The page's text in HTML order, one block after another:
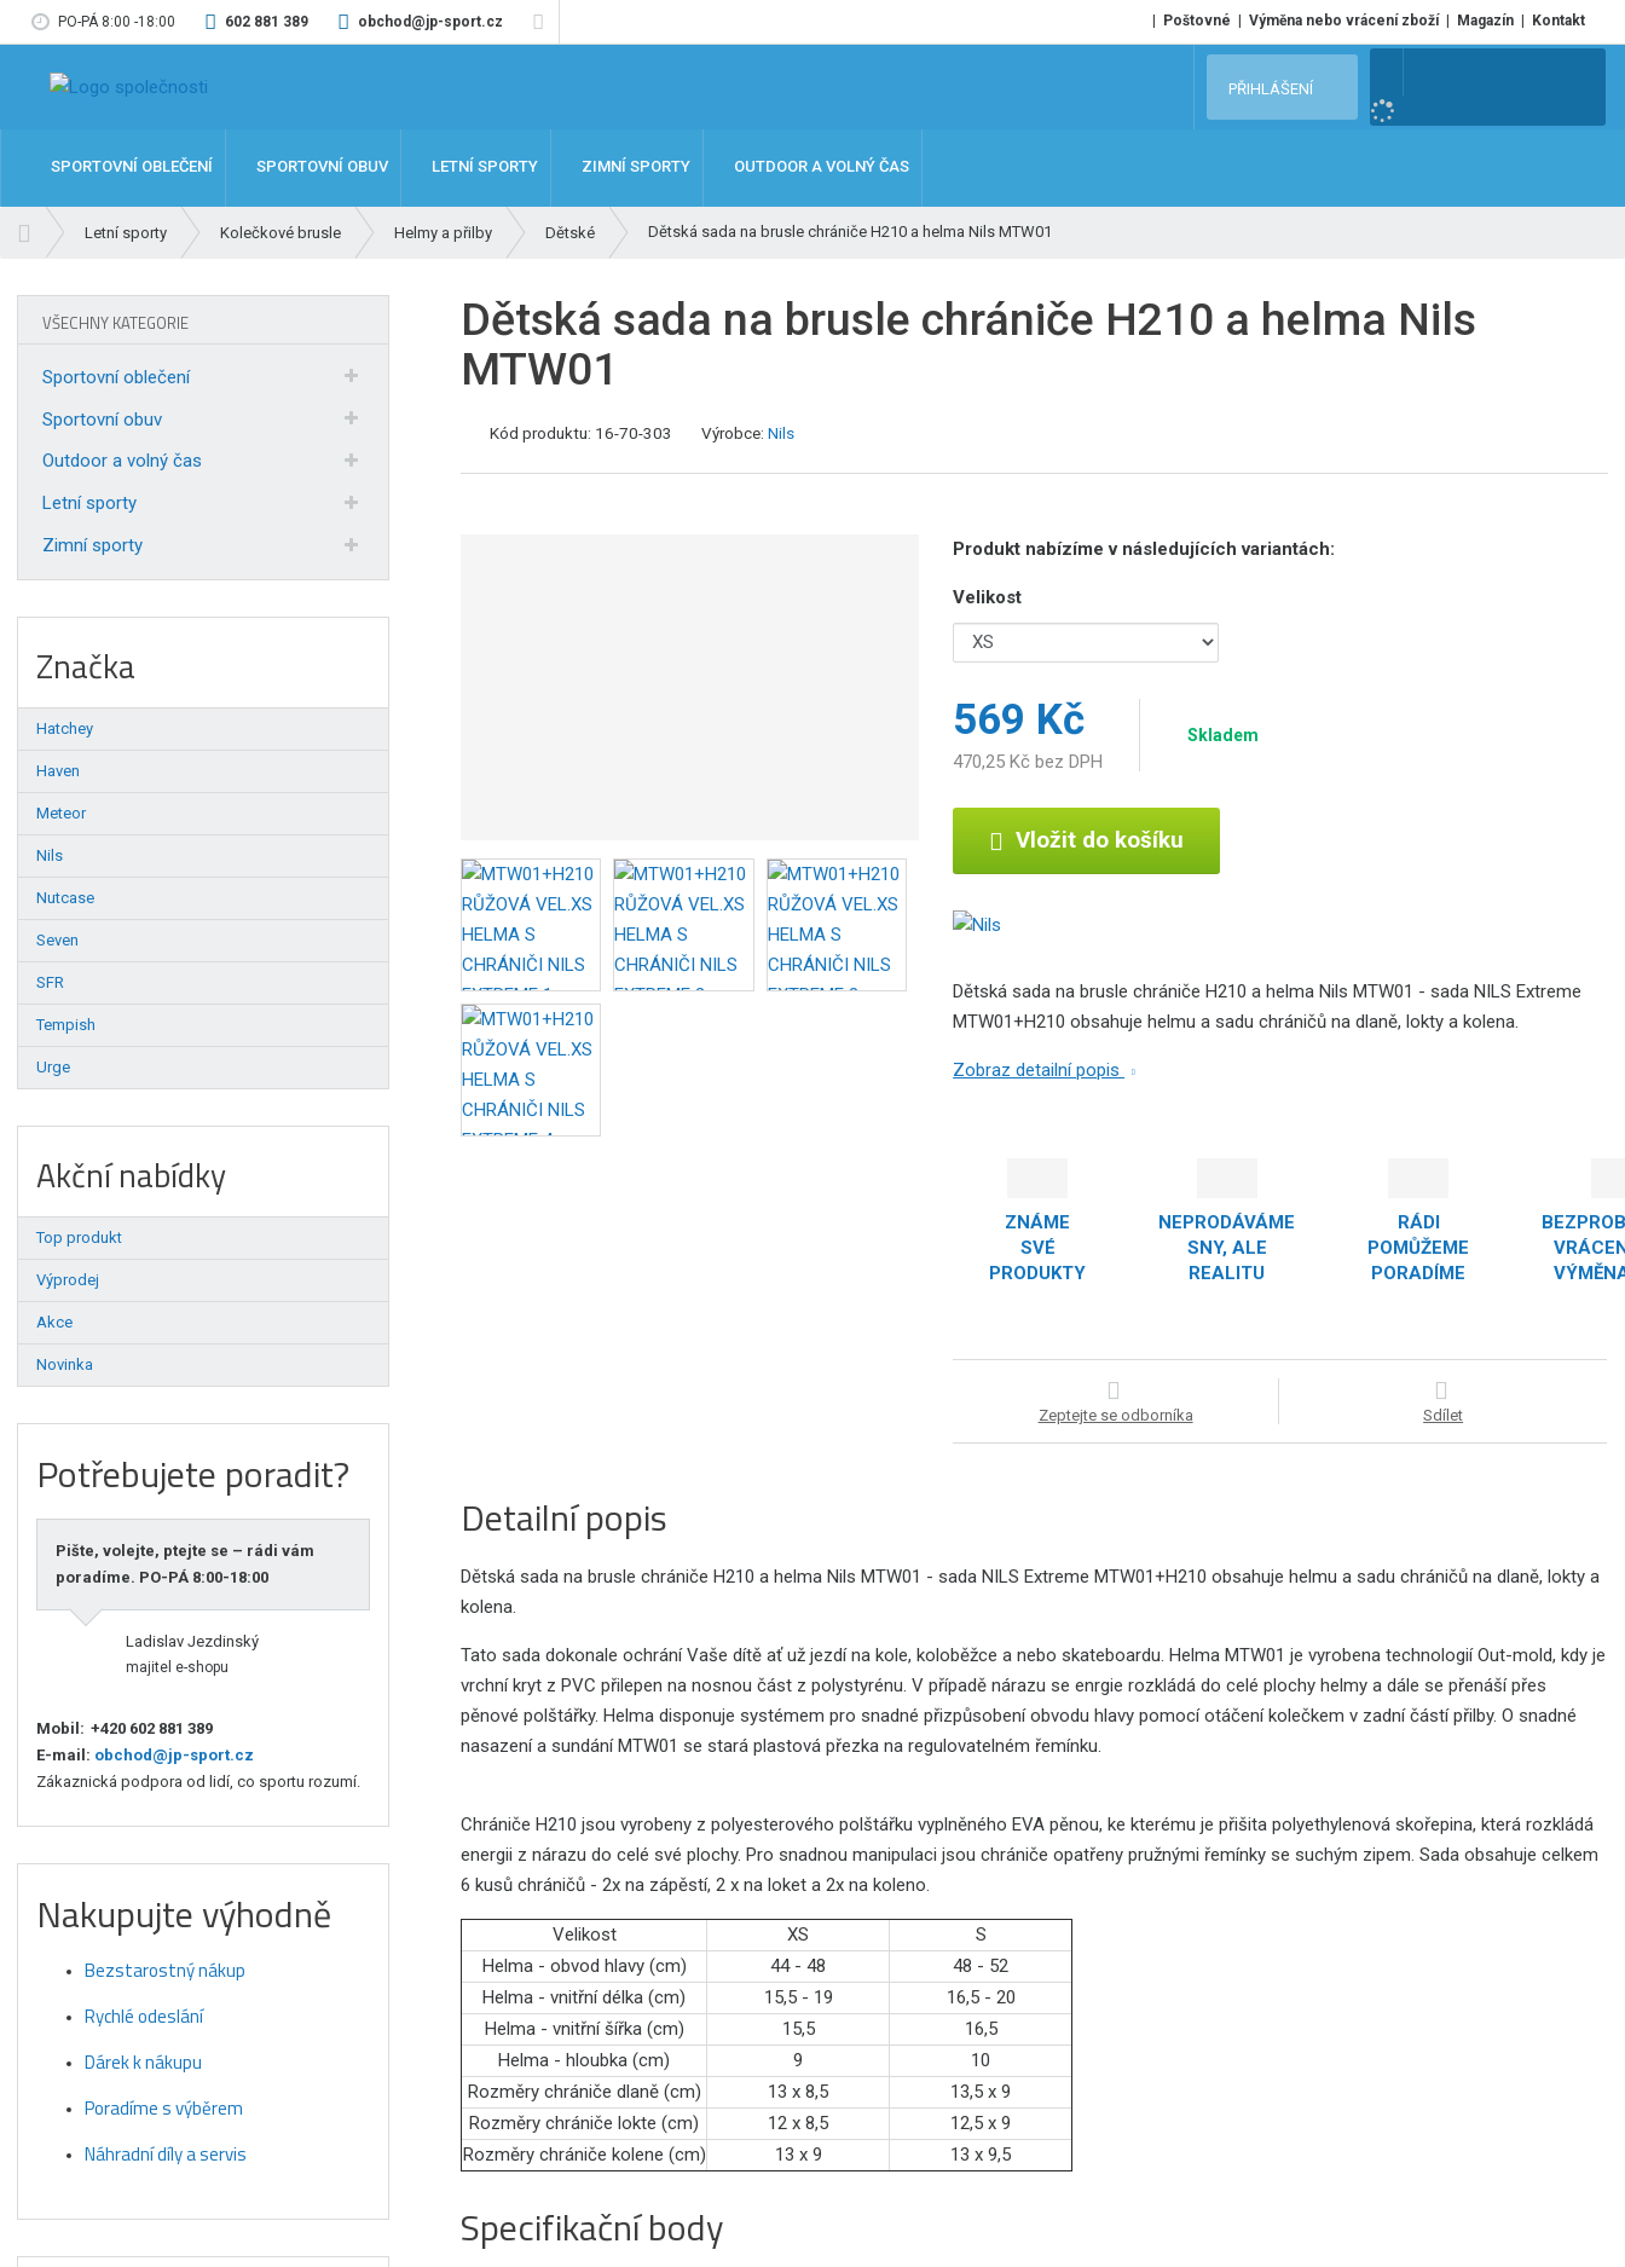
PO-PÁ 8:00 -18:00 602 881 389 obchod@jp-sport.cz Poštovné Výměna nebo vrácení zboží Magazín Kontakt
e
PŘIHLÁŠENÍ
SPORTOVNÍ OBLEČENÍ SPORTOVNÍ OBUV LETNÍ SPORTY ZIMNÍ SPORTY OUTDOOR A VOLNÝ ČAS
Letní sporty Kolečkové brusle Helmy a přilby Dětské Dětská sada na brusle chrániče H210 a helma Nils MTW01
Dětská sada na brusle chrániče H210 a helma Nils
MTW01
Kód produktu: 16-70-303
K
9
5
5
5
9
Výrobce: Nils
Produkt nabízíme v následujících variantách:
Velikost
569 Kč
470,25 Kč bez DPH
Skladem
Vložit do košíku
Dětská sada na brusle chrániče H210 a helma Nils MTW01 - sada NILS Extreme
MTW01+H210 obsahuje helmu a sadu chráničů na dlaně, lokty a kolena.
Zobraz detailní popis
ZNÁME
SVÉ
PRODUKTY
NEPRODÁVÁME
SNY, ALE
REALITU
RÁDI
POMŮŽEME
PORADÍME
Zeptejte se odborníka Sdílet
Detailní popis
Dětská sada na brusle chrániče H210 a helma Nils MTW01 - sada NILS Extreme MTW01+H210 obsahuje helmu a sadu chráničů na dlaně, lokty a
kolena.
Tato sada dokonale ochrání Vaše dítě ať už jezdí na kole, koloběžce a nebo skateboardu. Helma MTW01 je vyrobena technologií Out-mold, kdy je
vrchní kryt z PVC přilepen na nosnou část z polystyrénu. V případě nárazu se enrgie rozkládá do celé plochy helmy a dále se přenáší přes
pěnové polštářky. Helma disponuje systémem pro snadné přizpůsobení obvodu hlavy pomocí otáčení kolečkem v zadní částí přilby. O snadné
nasazení a sundání MTW01 se stará plastová přezka na regulovatelném řemínku.
Chrániče H210 jsou vyrobeny z polyesterového polštářku vyplněného EVA pěnou, ke kterému je přišita polyethylenová skořepina, která rozkládá
energii z nárazu do celé své plochy. Pro snadnou manipulaci jsou chrániče opatřeny pružnými řemínky se suchým zipem. Sada obsahuje celkem
6 kusů chráničů - 2x na zápěstí, 2 x na loket a 2x na koleno.
Velikost XS
S
Helma - obvod hlavy (cm)
44 - 48
48 - 52
Helma - vnitřní délka (cm)
15,5 - 19
16,5 - 20
Helma - vnitřní šířka (cm)
15,5
16,5
Helma - hloubka (cm)
9
10
Rozměry chrániče dlaně (cm)
13 x 8,5
13,5 x 9
Rozměry chrániče lokte (cm)
12 x 8,5
12,5 x 9
Rozměry chrániče kolene (cm)
13 x 9 13 x 9,5
Specifikační body
VŠECHNY KATEGORIE
Sportovní oblečení
Sportovní obuv
Outdoor a volný čas
Letní sporty
Zimní sporty
Značka
Hatchey
Haven
Meteor
Nils
Nutcase
Seven
SFR
Tempish
Urge
Akční nabídky
Top produkt
Výprodej
Akce
Novinka
Potřebujete poradit?
Pište, volejte, ptejte se – rádi vám
poradíme. PO-PÁ 8:00-18:00
Ladislav Jezdinský
majitel e-shopu
Mobil: +420 602 881 389
E-mail: obchod@jp-sport.cz
Zákaznická podpora od lidí, co sportu rozumí.
Nakupujte výhodně
Bezstarostný nákup
Rychlé odeslání
Dárek k nákupu
Poradíme s výběrem
Náhradní díly a servis